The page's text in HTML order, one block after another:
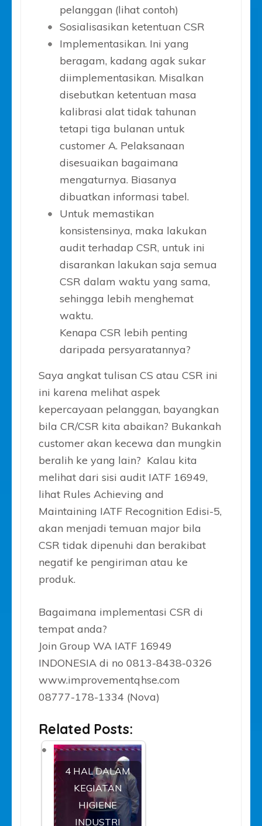
pelanggan (lihat contoh)
Sosialisasikan ketentuan CSR
Implementasikan. Ini yang
beragam, kadang agak sukar
diimplementasikan. Misalkan
disebutkan ketentuan masa
kalibrasi alat tidak tahunan
tetapi tiga bulanan untuk
customer A. Pelaksanaan
disesuaikan bagaimana
mengaturnya. Biasanya
dibuatkan informasi tabel.
Untuk memastikan
konsistensinya, maka lakukan
audit terhadap CSR, untuk ini
disarankan lakukan saja semua
CSR dalam waktu yang sama,
sehingga lebih menghemat
waktu.
Kenapa CSR lebih penting
daripada persyaratannya?
Saya angkat tulisan CS atau CSR ini
ini karena melihat aspek
kepercayaan pelanggan, bayangkan
bila CR/CSR kita abaikan? Bukankah
customer akan kecewa dan mungkin
beralih ke yang lain? Kalau kita
melihat dari sisi audit IATF 16949,
lihat Rules Achieving and
Maintaining IATF Recognition Edisi-5,
akan menjadi temuan major bila
CSR tidak dipenuhi dan berakibat
negatif ke pengiriman atau ke
produk.
Bagaimana implementasi CSR di
tempat anda?
Join Group WA IATF 16949
INDONESIA di no 0813-8438-0326
www.improvementqhse.com
08777-178-1334 (Nova)
Related Posts:
4 HAL DALAM
KEGIATAN
HIGIENE
INDUSTRI